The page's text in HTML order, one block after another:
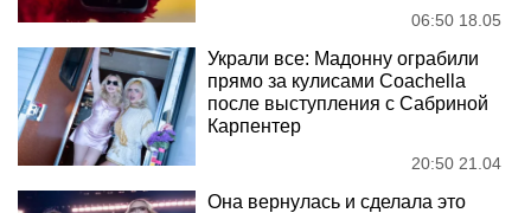
06:50 18.05
Украли все: Мадонну ограбили
прямо за кулисами Coachella
после выступления с Сабриной
Карпентер
20:50 21.04
Она вернулась и сделала это